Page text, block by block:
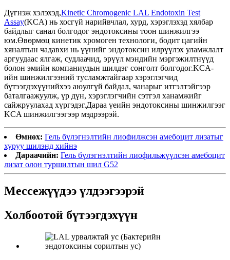
Дүгнэж хэлэхэд,Kinetic Chromogenic LAL Endotoxin Test
Assay(KCA) нь хосгүй нарийвчлал, хурд, хэрэглэхэд хялбар
байдлыг санал болгодог эндотоксины тоон шинжилгээ
юм.Өвөрмөц кинетик хромоген технологи, бодит цагийн
хяналтын чадавхи нь үүнийг эндотоксин илрүүлэх уламжлалт
аргуудаас ялгаж, судлаачид, эрүүл мэндийн мэргэжилтнүүд
болон эмийн компаниудын шилдэг сонголт болгодог.KCA-
ийн шинжилгээний тусламжтайгаар хэрэглэгчид
бүтээгдэхүүнийхээ аюулгүй байдал, чанарыг итгэлтэйгээр
баталгаажуулж, үр дүн, хэрэглэгчийн сэтгэл ханамжийг
сайжруулахад хүргэдэг.Дараа үеийн эндотоксины шинжилгээг
KCA шинжилгээгээр мэдрээрэй.
Өмнөх: Гель бүлэгнэлтийн лиофилжсэн амебоцит лизатыг
хуруу шилэнд хийнэ
Дараачийн: Гель бүлэгнэлтийн лиофильжүүлсэн амебоцит
лизат олон туршилтын шил G52
Мессежүүдээ үлдээгээрэй
Холбоотой бүтээгдэхүүн